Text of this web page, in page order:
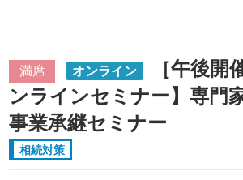
満席 オンライン
［午後開
ンラインセミナー】専門
事業承継セミナー
相続対策